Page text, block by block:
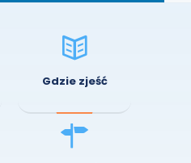
Gdzie zjeść